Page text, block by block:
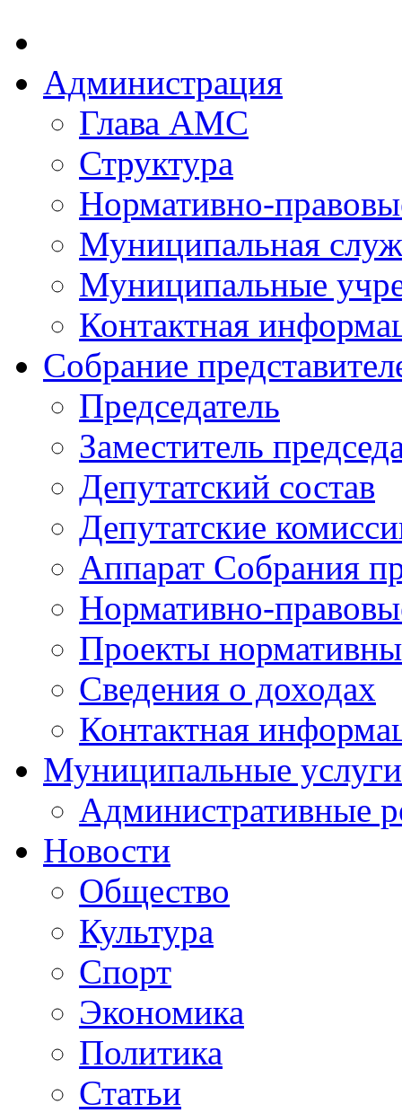
Администрация
Глава АМС
Структура
Нормативно-
Муниципальная
Муниципальные
Контактная
Собрание
Председатель
Заместитель
Депутатский состав
Депутатские
Аппарат Собрания
Нормативно-
Проекты
Сведения о доходах
Контактная
Муниципальные услуги
Административные
Новости
Общество
Культура
Спорт
Экономика
Политика
Статьи